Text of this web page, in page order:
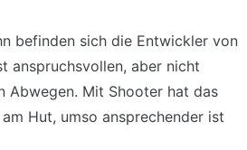
befinden sich die Entwickler von
anspruchsvollen, aber nicht
Abwegen. Mit Shooter hat das
Hut, umso ansprechender ist